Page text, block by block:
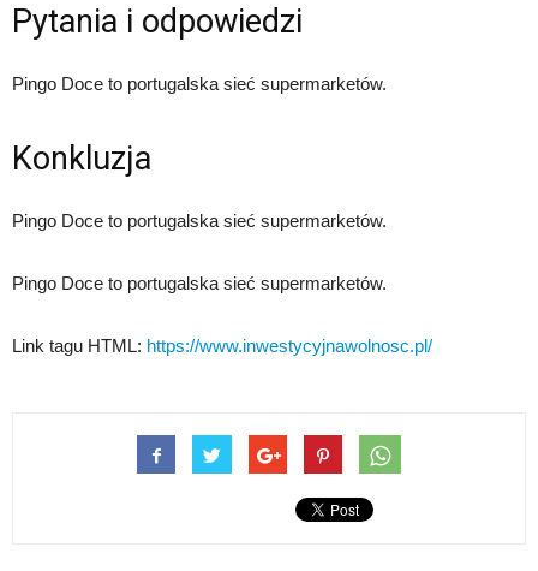
Pytania i odpowiedzi
Pingo Doce to portugalska sieć supermarketów.
Konkluzja
Pingo Doce to portugalska sieć supermarketów.
Pingo Doce to portugalska sieć supermarketów.
Link tagu HTML: https://www.inwestycyjnawolnosc.pl/